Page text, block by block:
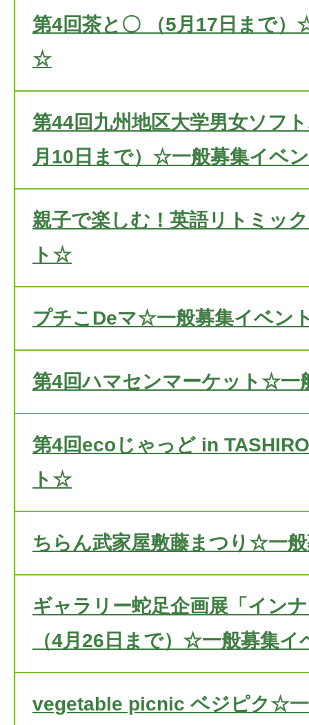
第4回茶と〇 （5月17日まで
☆
第44回九州地区大学男女ソフ
月10日まで）☆一般募集イベ
親子で楽しむ！英語リトミッ
ト☆
プチこDeマ☆一般募集イベン
第4回ハマセンマーケット☆
第4回ecoじゃっど in
ト☆
ちらん武家屋敷藤まつり☆一
ギャラリー蛇足企画展「イン
（4月26日まで）☆一般募集
vegetable picnic ベジピク☆